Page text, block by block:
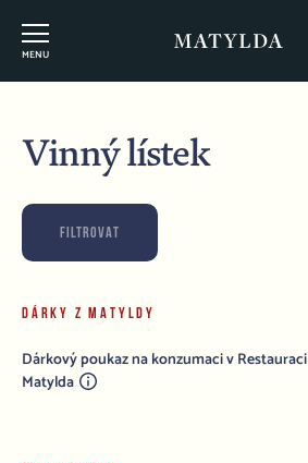
MENU
Vinný lístek
FILTROVAT
DÁRKY Z MATYLDY
Dárkový poukaz na konzumaci v Restauraci
Matylda